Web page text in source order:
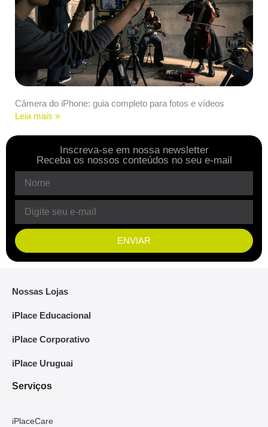
Câmera do iPhone: guia completo para fotos e vídeos
Leia mais »
Inscreva-se em nossa newsletter
Receba os nossos conteúdos no seu e-mail
ENVIAR
Nossas Lojas
iPlace Educacional
iPlace Corporativo
iPlace Uruguai
Serviços
iPlaceCare